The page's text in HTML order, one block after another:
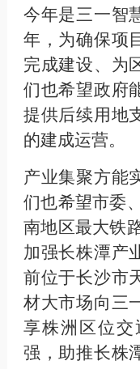
今年是三一智
年，为确保项
完成建设、为
们也希望政府
提供后续用地
的建成运营。
产业集聚方能
们也希望市委
南地区最大铁
加强长株潭产
前位于长沙市
材大市场向三
享株洲区位
强，助推长株